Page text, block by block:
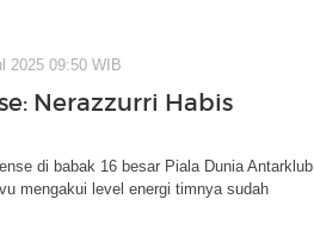
2025 09:50 WIB
Nerazzurri Habis
di babak 16 besar Piala Dunia Antarklub
mengakui level energi timnya sudah